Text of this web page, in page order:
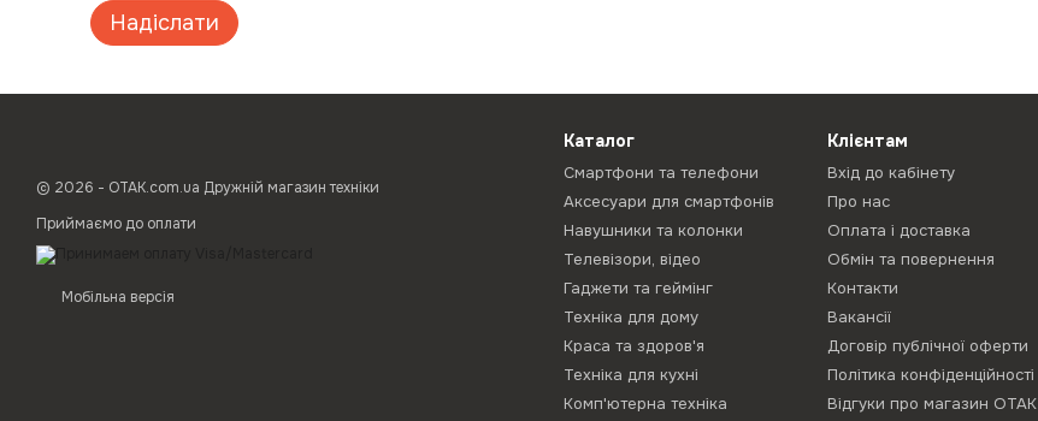
Надіслати
© 2026 - ОТАК.com.ua Дружній магазин техніки
Приймаємо до оплати
Мобільна версія
Каталог
Смартфони та телефони
Аксесуари для смартфонів
Навушники та колонки
Телевізори, відео
Гаджети та геймінг
Техніка для дому
Краса та здоров'я
Техніка для кухні
Комп'ютерна техніка
Клієнтам
Вхід до кабінету
Про нас
Оплата і доставка
Обмін та повернення
Контакти
Вакансії
Договір публічної оферти
Політика конфіденційності
Відгуки про магазин ОТАК